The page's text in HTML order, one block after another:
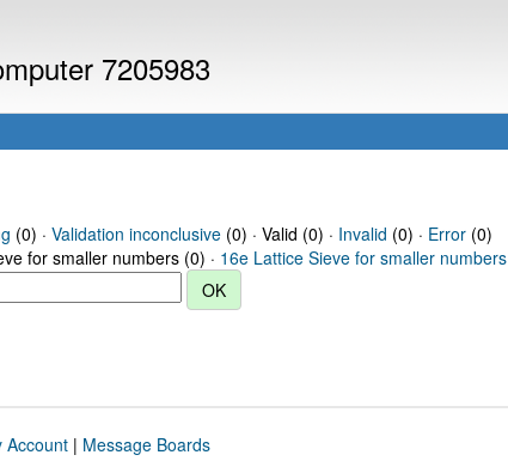
7205983
(0) · Validation inconclusive(0) · Valid (0) · Invalid (0) · Error(0)
for smaller numbers (0) · 16e Lattice Sieve for smaller numbers
Account| Message Boards